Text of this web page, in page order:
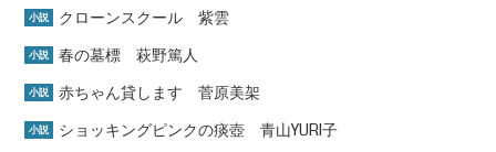
小説 クローンスクール 紫雲
小説 春の墓標 萩野篤人
小説 赤ちゃん貸します 菅原美架
小説 ショッキングピンクの痰壺 青山YURI子